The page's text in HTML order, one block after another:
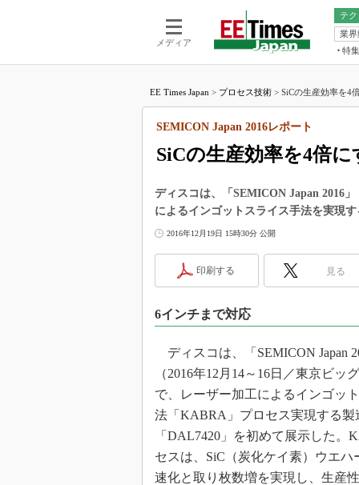
メディア
テ
電池／エネルア
マ
業界
特集
福田昭
大山聡
大原雄
リタイ
学漂流記
踊るバ
Buzzword
“異端児
改革、
イノベ
JASA発
IHSアナ
EE Times Japan > プロセス技術 > SiCの生産効率を4
SiCの生産効率を4倍
SEMICON Japan 2016レポート
ディスコは、「SEMICON Japan 2016
によるインゴットスライス手法を実現
2016年12月19日 15時30分 公開
印刷する 見る
6インチまで対応
ディスコは、「SEMICON Japan
（2016年12月14～16日／東京ビッ
で、レーザー加工によるインゴッ
法「KABRA」プロセス実現する製
「DAL7420」を初めて展示した。
セスは、SiC（炭化ケイ素）ウエハ
速化と取り枚数増を実現し、生産